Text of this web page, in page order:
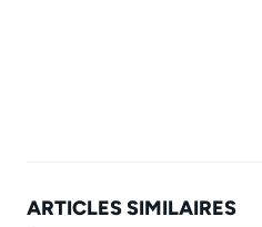
ARTICLES SIMILAIRES